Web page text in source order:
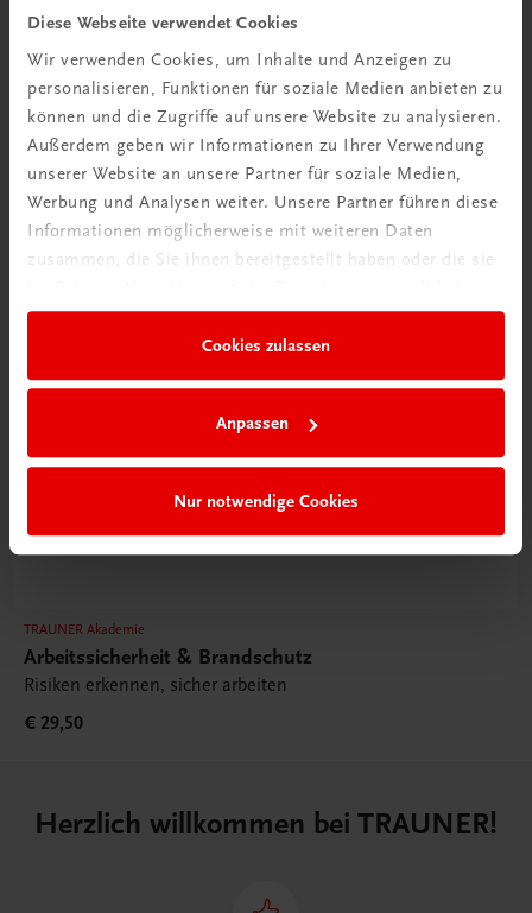
Diese Webseite verwendet Cookies
Wir verwenden Cookies, um Inhalte und Anzeigen zu
personalisieren, Funktionen für soziale Medien anbieten zu
können und die Zugriffe auf unsere Website zu analysieren.
Außerdem geben wir Informationen zu Ihrer Verwendung
unserer Website an unsere Partner für soziale Medien,
Werbung und Analysen weiter. Unsere Partner führen diese
Informationen möglicherweise mit weiteren Daten
zusammen, die Sie ihnen bereitgestellt haben oder die sie
Cookies zulassen
Anpassen
Nur notwendige Cookies
Hygiene Basics
Hygiene leicht gemacht – sicher, sauber, professionell
TRAUNER Akademie
Arbeitssicherheit & Brandschutz
Risiken erkennen, sicher arbeiten
€ 29,50
Herzlich willkommen bei TRAUNER!